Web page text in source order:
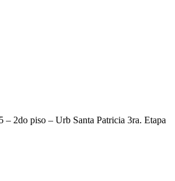
– 2do piso – Urb Santa Patricia 3ra. Etapa